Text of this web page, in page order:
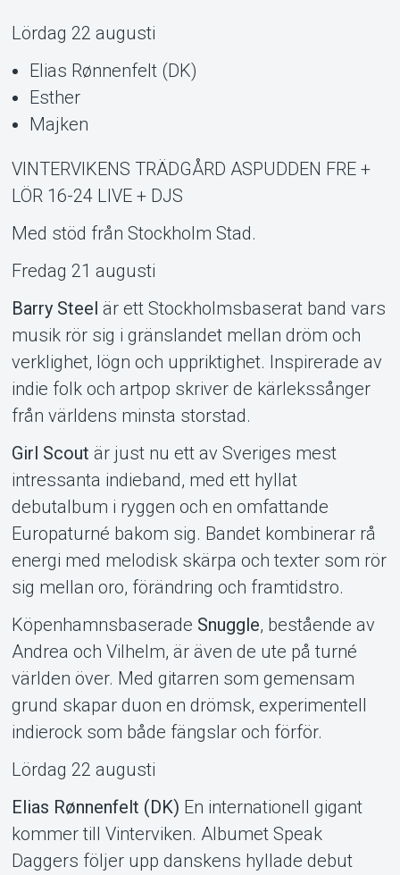
Om Tickster
Lördag 22 augusti
Elias Rønnenfelt (DK)
Esther
Majken
VINTERVIKENS TRÄDGÅRD ASPUDDEN FRE +
LÖR 16-24 LIVE + DJS
Med stöd från Stockholm Stad.
Fredag 21 augusti
Barry Steel är ett Stockholmsbaserat band vars
musik rör sig i gränslandet mellan dröm och
verklighet, lögn och uppriktighet. Inspirerade av
indie folk och artpop skriver de kärlekssånger
från världens minsta storstad.
Girl Scout är just nu ett av Sveriges mest
intressanta indieband, med ett hyllat
debutalbum i ryggen och en omfattande
Europaturné bakom sig. Bandet kombinerar rå
energi med melodisk skärpa och texter som rör
sig mellan oro, förändring och framtidstro.
Köpenhamnsbaserade Snuggle, bestående av
Andrea och Vilhelm, är även de ute på turné
världen över. Med gitarren som gemensam
grund skapar duon en drömsk, experimentell
indierock som både fängslar och förför.
Lördag 22 augusti
Elias Rønnenfelt (DK) En internationell gigant
kommer till Vinterviken. Albumet Speak
Daggers följer upp danskens hyllade debut